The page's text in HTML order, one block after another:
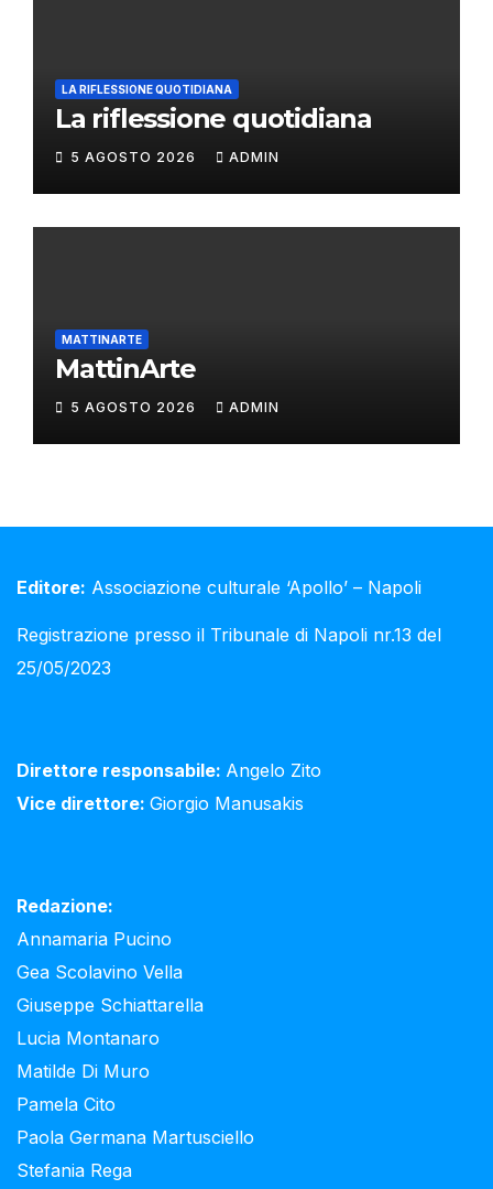
LA RIFLESSIONE QUOTIDIANA
La riflessione quotidiana
5 AGOSTO 2026 ADMIN
MATTINARTE
MattinArte
5 AGOSTO 2026 ADMIN
Editore: Associazione culturale ‘Apollo’ – Napoli
Registrazione presso il Tribunale di Napoli nr.13 del
25/05/2023
Direttore responsabile: Angelo Zito
Vice direttore: Giorgio Manusakis
Redazione:
Annamaria Pucino
Gea Scolavino Vella
Giuseppe Schiattarella
Lucia Montanaro
Matilde Di Muro
Pamela Cito
Paola Germana Martusciello
Stefania Rega